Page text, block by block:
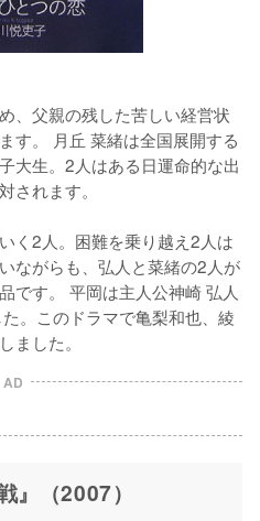
、父親の残した苦しい経営状
す。 月丘 菜緒は全国展開する
大生。2人はある日運命的な出
されます。
く2人。困難を乗り越え2人は
ながらも、弘人と菜緒の2人が
です。 平岡は主人公神崎 弘人
。このドラマで亀梨和也、綾
ました。
AD
』（2007）